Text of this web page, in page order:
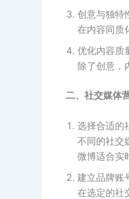
创意与独特
在内容同质
优化内容质
除了创意，
二、社交媒体
选择合适的
不同的社交
微博适合实
建立品牌账
在选定的社